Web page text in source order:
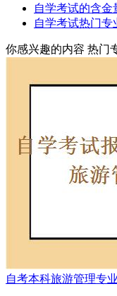
自学考试的含金
自学考试热门专
你感兴趣的内容 热门
自考本科旅游管理专